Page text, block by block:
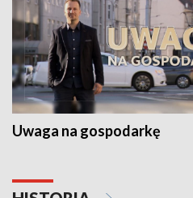
Uwaga na gospodarkę